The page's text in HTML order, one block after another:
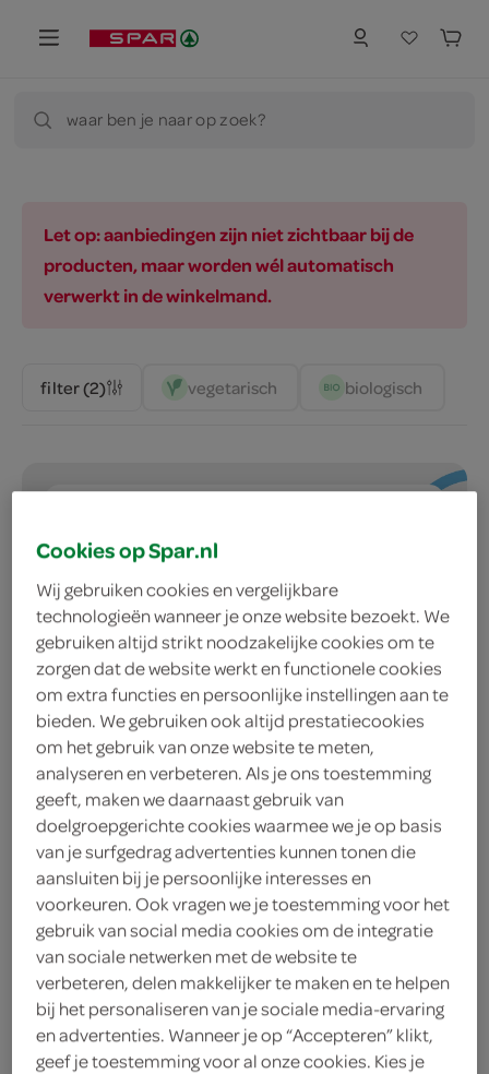
waar ben je naar op zoek?
Let op: aanbiedingen zijn niet zichtbaar bij de
producten, maar worden wél automatisch
verwerkt in de winkelmand.
vegetarisch biologisch
filter (2)
kook als een echte Italiaan met Galbani
Galbani mozzarella
225 Gram
1.99 kies je SPAR
Galbani Mascarpone
250 Gram
3. kies je SPAR
Cookies op Spar.nl
Wij gebruiken cookies en vergelijkbare
technologieën wanneer je onze website bezoekt. We
gebruiken altijd strikt noodzakelijke cookies om te
zorgen dat de website werkt en functionele cookies
om extra functies en persoonlijke instellingen aan te
bieden. We gebruiken ook altijd prestatiecookies
om het gebruik van onze website te meten,
analyseren en verbeteren. Als je ons toestemming
geeft, maken we daarnaast gebruik van
doelgroepgerichte cookies waarmee we je op basis
van je surfgedrag advertenties kunnen tonen die
aansluiten bij je persoonlijke interesses en
voorkeuren. Ook vragen we je toestemming voor het
gebruik van social media cookies om de integratie
van sociale netwerken met de website te
verbeteren, delen makkelijker te maken en te helpen
bij het personaliseren van je sociale media-ervaring
en advertenties. Wanneer je op “Accepteren” klikt,
geef je toestemming voor al onze cookies. Kies je